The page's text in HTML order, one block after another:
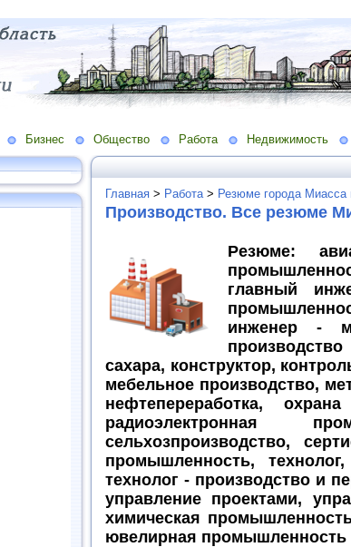
Бизнес Общество Работа Недвижимость
Главная > Работа > Резюме города Миасса
Производство. Все резюме
Резюме:
главный
инженер -
сахара, конструктор,
мебельное производство,
нефтепереработка,
радиоэлектронная
сельхозпроизводство,
промышленность,
технолог - производство и
управление проектами,
химическая
ювелирная промышленность